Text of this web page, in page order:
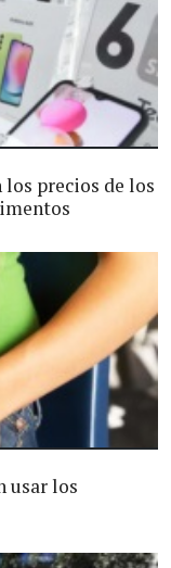
los precios de los
usar los